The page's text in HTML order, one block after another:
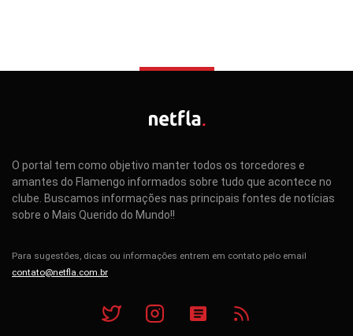
O portal tem como objetivo manter todos os torcedores e
amantes do Flamengo informados sobre tudo que acontece no
clube. Buscamos informações nas principais fontes de notícias
sobre o Mais Querido do Mundo!!
Para sugestões, dicas ou informações entrem em contato pelo email
contato@netfla.com.br